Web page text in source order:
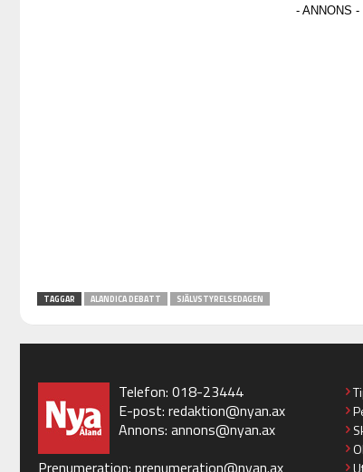
TAGGAR ALANDICA DEBATT SJÄLVSTYRELSEDAGEN
Telefon: 018-23444
E-post: redaktion@nyan.ax
Annons: annons@nyan.ax